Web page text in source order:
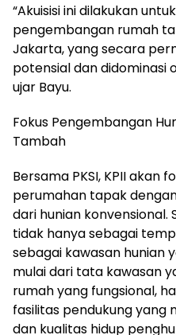
“Akuisisi ini dilakukan
pengembangan rumah
Jakarta, yang secara
potensial dan didominasi
ujar Bayu.
Fokus Pengembangan
Tambah
Bersama PKSI, KPII akan
perumahan tapak
dari hunian
tidak hanya sebagai
sebagai kawasan hunian
mulai dari tata kawasan
rumah yang fungsional,
fasilitas pendukung yang
dan kualitas hidup